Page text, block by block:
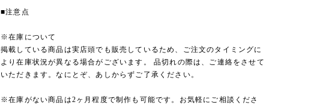
■注意点
※在庫について
掲載している商品は実店頭でも販売しているため、ご注文のタイミングに
より在庫状況が異なる場合がございます。 品切れの際は、ご連絡をさせて
いただきます。なにとぞ、あしからずご了承ください。
※在庫がない商品は2ヶ月程度で制作も可能です。お気軽にご相談くださ